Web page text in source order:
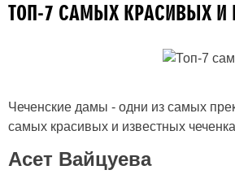
ТОП-7 САМЫХ КРАСИВЫХ И
Чеченские дамы - одни из самых
самых красивых и известных
Асет Вайцуева